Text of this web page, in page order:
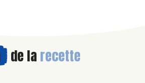
de la recette